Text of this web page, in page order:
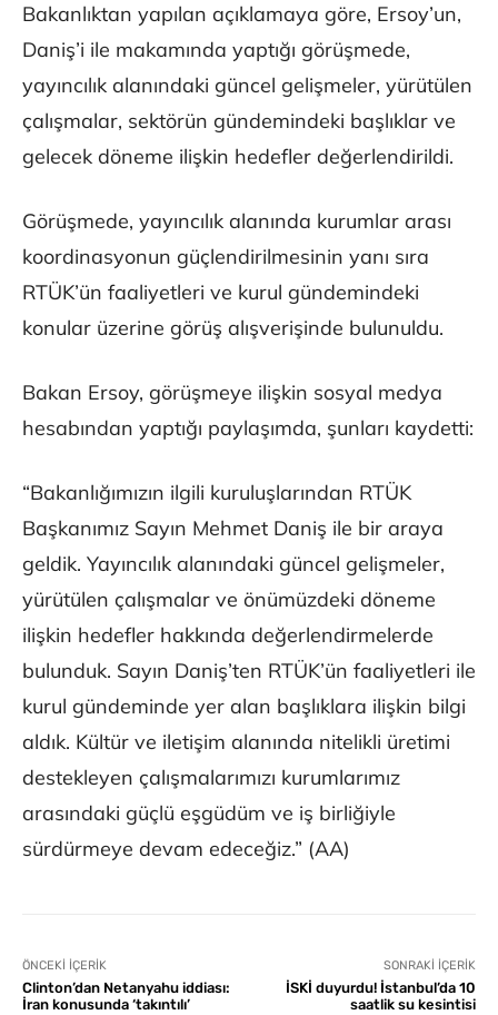
Bakanlıktan yapılan açıklamaya göre, Ersoy’un,
Daniş’i ile makamında yaptığı görüşmede,
yayıncılık alanındaki güncel gelişmeler, yürütülen
çalışmalar, sektörün gündemindeki başlıklar ve
gelecek döneme ilişkin hedefler değerlendirildi.
Görüşmede, yayıncılık alanında kurumlar arası
koordinasyonun güçlendirilmesinin yanı sıra
RTÜK’ün faaliyetleri ve kurul gündemindeki
konular üzerine görüş alışverişinde bulunuldu.
Bakan Ersoy, görüşmeye ilişkin sosyal medya
hesabından yaptığı paylaşımda, şunları kaydetti:
“Bakanlığımızın ilgili kuruluşlarından RTÜK
Başkanımız Sayın Mehmet Daniş ile bir araya
geldik. Yayıncılık alanındaki güncel gelişmeler,
yürütülen çalışmalar ve önümüzdeki döneme
ilişkin hedefler hakkında değerlendirmelerde
bulunduk. Sayın Daniş’ten RTÜK’ün faaliyetleri ile
kurul gündeminde yer alan başlıklara ilişkin bilgi
aldık. Kültür ve iletişim alanında nitelikli üretimi
destekleyen çalışmalarımızı kurumlarımız
arasındaki güçlü eşgüdüm ve iş birliğiyle
sürdürmeye devam edeceğiz.” (AA)
ÖNCEKI İÇERIK
Clinton’dan Netanyahu iddiası:
İran konusunda ‘takıntılı’
SONRAKI İÇERIK
İSKİ duyurdu! İstanbul’da 10
saatlik su kesintisi